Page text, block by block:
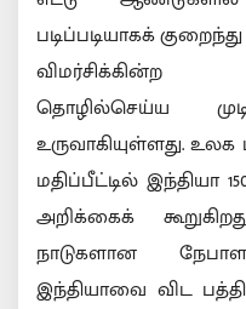
படிப்படியாகக்
விமர்சிக்கின்ற
தொழில்செய்ய
உருவாகியுள்ளது. உலக
மதிப்பீட்டில் இந்தியா
அறிக்கைக்
நாடுகளான
இந்தியாவை விட